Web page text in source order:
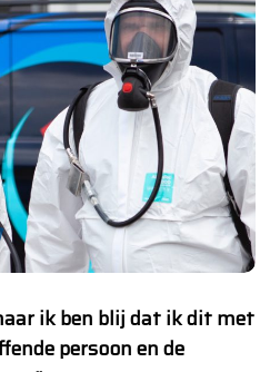
ik ben blij dat ik dit met
persoon en de